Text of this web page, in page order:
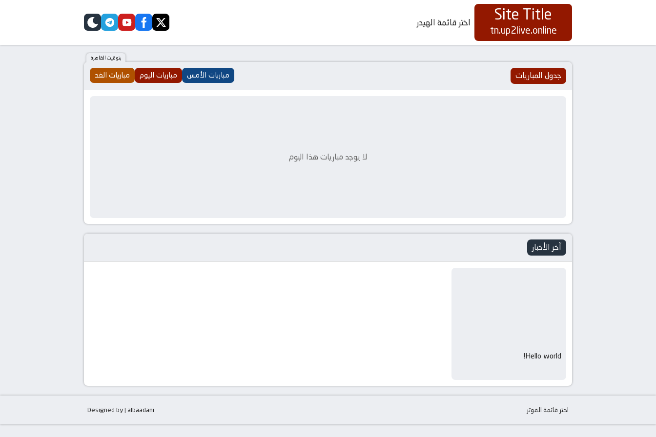
Site
Title
Site Title
tn.up2live.online
اختر قائمة الهيدر twitter
facebook
youtube
telegram
skin
بتوقيت القاهرة
جدول المباريات مباريات الأمس مباريات اليوم مباريات الغد
لا يوجد مباريات هذا اليوم
آخر الأخبار
Hello world!
اختر قائمة الفوتر Designed by | albaadani